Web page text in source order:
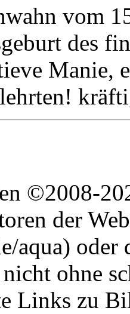
vom
des
Manie,
©2008-
der
aqua) oder
ohne
Links zu